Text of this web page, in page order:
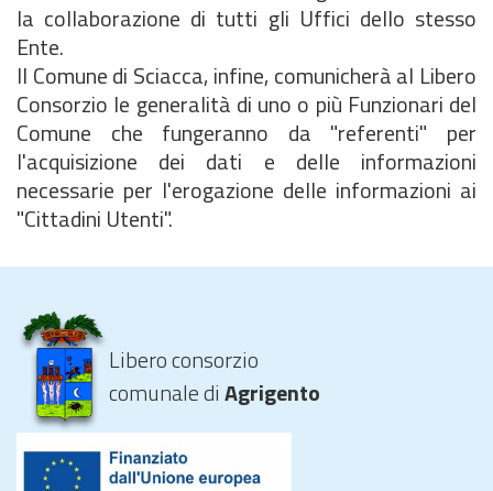
la collaborazione di tutti gli Uffici dello stesso
Ente.
Il Comune di Sciacca, infine, comunicherà al Libero
Consorzio le generalità di uno o più Funzionari del
Comune che fungeranno da "referenti" per
l'acquisizione dei dati e delle informazioni
necessarie per l'erogazione delle informazioni ai
"Cittadini Utenti".
Libero consorzio
comunale diAgrigento